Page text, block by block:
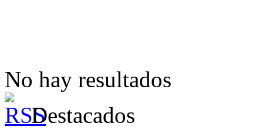
No hay resultados
Destacados